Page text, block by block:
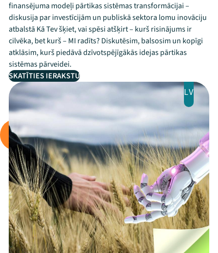
finansējuma modeļi pārtikas sistēmas transformācijai –
diskusija par investīcijām un publiskā sektora lomu inovāciju
atbalstā Kā Tev šķiet, vai spēsi atšķirt – kurš risinājums ir
cilvēka, bet kurš – MI radīts? Diskutēsim, balsosim un kopīgi
atklāsim, kurš piedāvā dzīvotspējīgākās idejas pārtikas
sistēmas pārveidei.
SKATĪTIES IERAKSTU
LV